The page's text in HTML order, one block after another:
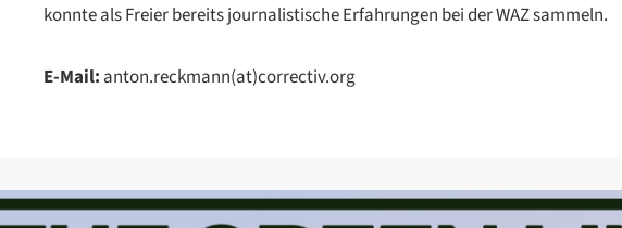
konnte als Freier bereits journalistische Erfahrungen bei der WAZ sammeln.
E-Mail: anton.reckmann(at)correctiv.org